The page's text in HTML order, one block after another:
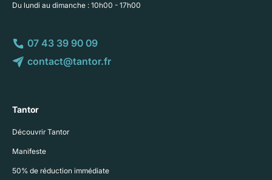
Du lundi au dimanche : 10h00 - 17h00
07 43 39 90 09
contact@tantor.fr
Tantor
Découvrir Tantor
Manifeste
50% de réduction immédiate